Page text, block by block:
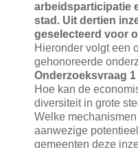
arbeidsparticipatie
stad. Uit dertien
geselecteerd voor
Hieronder volgt een
gehonoreerde
Onderzoeksvraag 1
Hoe kan de
diversiteit in grote
Welke
aanwezige
gemeenten deze